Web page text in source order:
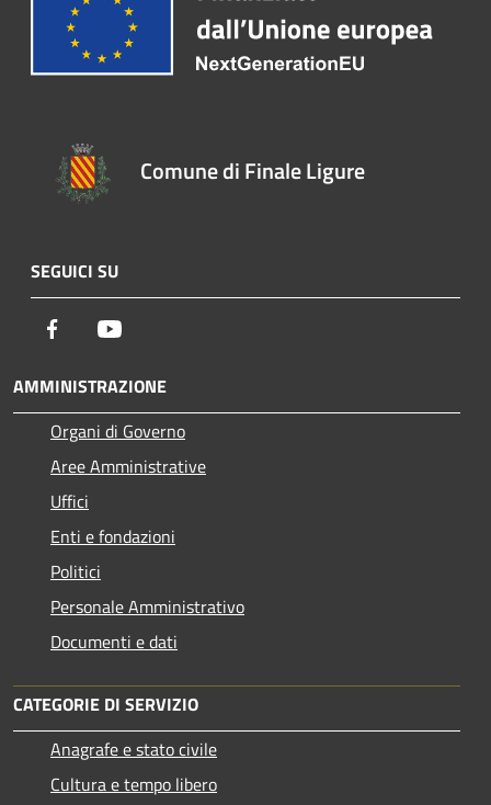
Comune di Finale Ligure
SEGUICI SU
Facebook
AMMINISTRAZIONE
Organi di Governo
Aree Amministrative
Uffici
Enti e fondazioni
Politici
Personale Amministrativo
Documenti e dati
CATEGORIE DI SERVIZIO
Anagrafe e stato civile
Cultura e tempo libero